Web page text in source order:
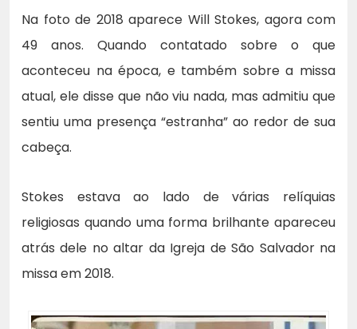
Na foto de 2018 aparece Will Stokes, agora com
49 anos. Quando contatado sobre o que
aconteceu na época, e também sobre a missa
atual, ele disse que não viu nada, mas admitiu que
sentiu uma presença “estranha” ao redor de sua
cabeça.
Stokes estava ao lado de várias relíquias
religiosas quando uma forma brilhante apareceu
atrás dele no altar da Igreja de São Salvador na
missa em 2018.